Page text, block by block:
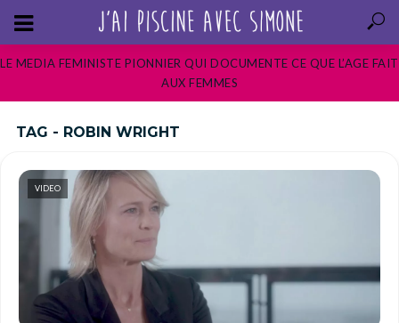
LE MEDIA FEMINISTE PIONNIER QUI DOCUMENTE CE QUE L’AGE FAIT
AUX FEMMES
TAG - ROBIN WRIGHT
VIDEO